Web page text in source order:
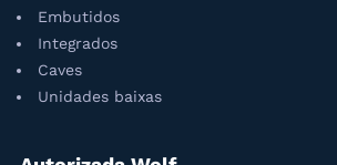
Embutidos
Integrados
Caves
Unidades baixas